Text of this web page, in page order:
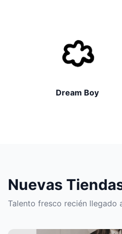
Dream Boy
Nuevas
Talento fresco recién llegado